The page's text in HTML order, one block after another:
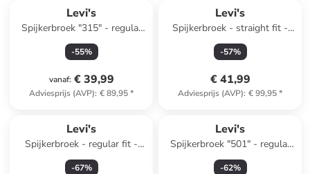
Levi's
Spijkerbroek "315" - regular
fit - lichtblauw
-55%
vanaf: € 39,99
Adviesprijs (AVP): € 89,95*
Levi's
Spijkerbroek - straight fit -
zwart
-57%
€ 41,99
Adviesprijs (AVP): € 99,95*
Levi's
Spijkerbroek - regular fit -
donkerblauw
-67%
Levi's
Spijkerbroek "501" - regular
fit - lichtblauw
-62%